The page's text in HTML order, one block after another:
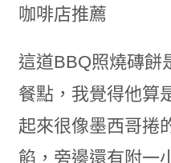
這道BBQ照燒磚餅
餐點，我覺得他算
起來很像墨西哥捲
餡，旁邊還有附一